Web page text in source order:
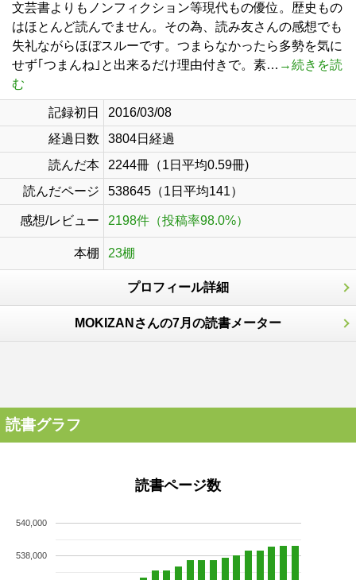
文芸書よりもノンフィクション等現代もの優位。歴史もの
はほとんど読んでません。その為、読み友さんの感想でも
失礼ながらほぼスルーです。つまらなかったら多勢を気に
せず｢つまんね｣と出来るだけ理由付きで。素… →続きを読
む
記録初日
2016/03/08
経過日数
3804日経過
読んだ本
2244冊（1日平均0.59冊)
読んだページ
538645（1日平均141）
感想/レビュー 2198件（投稿率98.0%）
本棚 23棚
プロフィール詳細
MOKIZANさんの7月の読書メーター
読書グラフ
読書ページ数
538,000
540,000